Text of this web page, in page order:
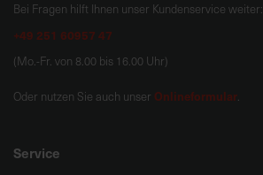
Bei Fragen hilft Ihnen unser Kundenservice weiter:
+49 251 60957 47
(Mo.-Fr. von 8.00 bis 16.00 Uhr)
Oder nutzen Sie auch unser Onlineformular.
Service